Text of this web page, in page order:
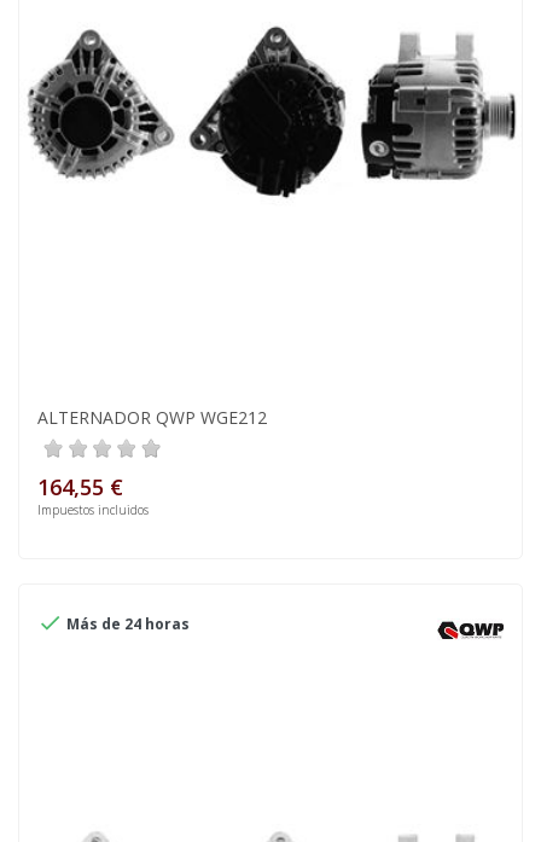
ALTERNADOR QWP WGE212
164,55 €
Impuestos incluidos
 Más de 24 horas